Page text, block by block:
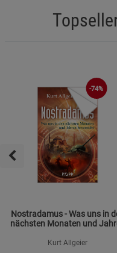
-74%
Nostradamus - Was uns in
nächsten Monaten und
Kurt Allgeier